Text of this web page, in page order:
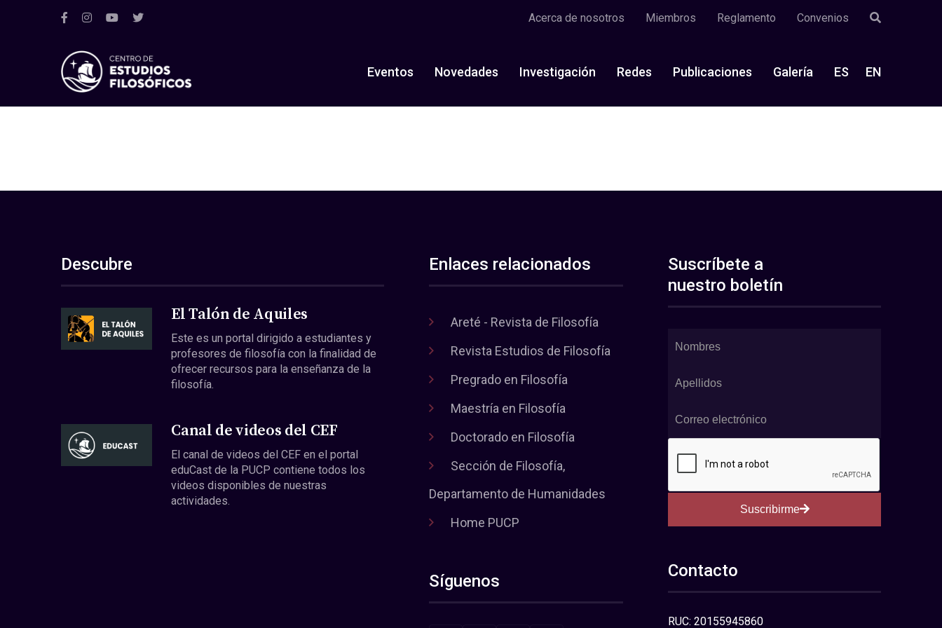
Acerca de nosotros Miembros Reglamento Convenios
Eventos Novedades Investigación Redes Publicaciones Galería ES EN
Descubre
El Talón de Aquiles
Este es un portal dirigido a estudiantes y
profesores de filosofía con la finalidad de
ofrecer recursos para la enseñanza de la
filosofía.
Canal de videos del CEF
El canal de videos del CEF en el portal
eduCast de la PUCP contiene todos los
videos disponibles de nuestras
actividades.
Enlaces relacionados
Areté - Revista de Filosofía
Revista Estudios de Filosofía
Pregrado en Filosofía
Maestría en Filosofía
Doctorado en Filosofía
Sección de Filosofía,
Departamento de Humanidades
Home PUCP
Síguenos
Suscríbete a
nuestro boletín
Suscribirme
Contacto
RUC: 20155945860